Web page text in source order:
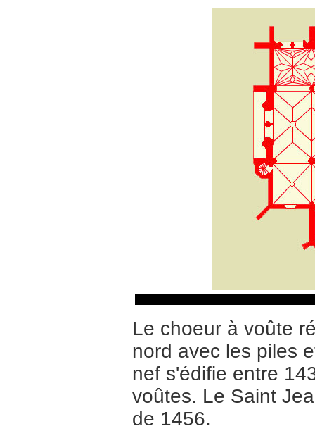
Le choeur à voûte
nord avec les piles
nef s'édifie entre
voûtes. Le Saint
de 1456.